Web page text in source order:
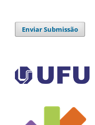
Enviar Submissão